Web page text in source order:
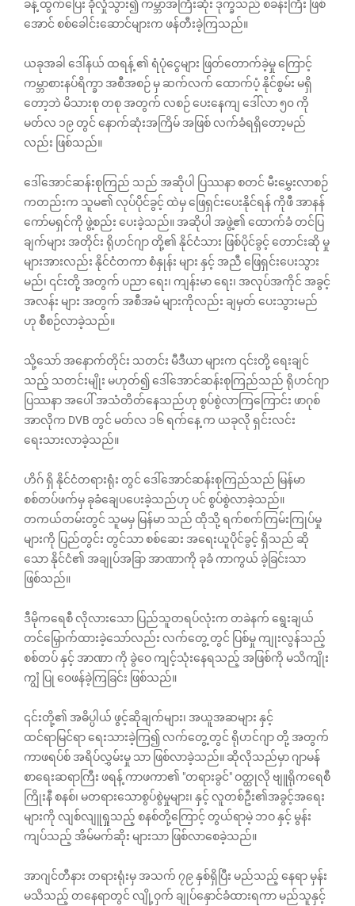
ခန့် ထွက်ပြေး ခိုလှုံသွား၍ ကမ္ဘာအကြီးဆုံး ဒုက္ခသည် စခန်းကြီး ဖြစ်
အောင် စစ်ခေါင်းဆောင်များက ဖန်တီးခဲ့ကြသည်။
ယခုအခါ ဒေါ်နယ် ထရန့် ၏ ရံပုံငွေများ ဖြတ်တောက်ခဲ့မှု ကြောင့်
ကမ္ဘာစားနပ်ရိက္ခာ အစီအစဉ် မှ ဆက်လက် ထောက်ပံ့ နိုင်စွမ်း မရှိ
တော့ဘဲ မိသားစု တစု အတွက် လစဉ် ပေးနေကျ ဒေါ်လာ ၅၀ ကို
မတ်လ ၁၉ တွင် နောက်ဆုံးအကြိမ် အဖြစ် လက်ခံရရှိတော့မည်
လည်း ဖြစ်သည်။
ဒေါ်အောင်ဆန်းစုကြည် သည် အဆိုပါ ပြဿနာ စတင် မီးမွှေးလာစဉ်
ကတည်းက သူမ၏ လုပ်ပိုင်ခွင့် ထဲမှ ဖြေရှင်းပေးနိုင်ရန် ကိုဖီ အာနန်
ကော်မရှင်ကို ဖွဲ့စည်း ပေးခဲ့သည်။ အဆိုပါ အဖွဲ့၏ ထောက်ခံ တင်ပြ
ချက်များ အတိုင်း ရိုဟင်ဂျာ တို့၏ နိုင်ငံသား ဖြစ်ပိုင်ခွင့် တောင်းဆို မှု
များအားလည်း နိုင်ငံတကာ စံနှုန်း များ နှင့် အညီ ဖြေရှင်းပေးသွား
မည်၊ ၎င်းတို့ အတွက် ပညာ‌ ရေး၊ ကျန်းမာ‌ ရေး၊ အလုပ်အကိုင် အခွင့်
အလန်း များ အတွက် အစီအမံ များကိုလည်း ချမှတ် ပေးသွားမည်
ဟု စီစဉ်လာခဲ့သည်။
သို့သော် အနောက်တိုင်း သတင်း မီဒီယာ များက ၎င်းတို့ ရေးချင်
သည့် သတင်းမျိုး မဟုတ်၍ ဒေါ်အောင်ဆန်းစုကြည်သည် ရိုဟင်ဂျာ
ပြဿနာ အပေါ် အသံတိတ်နေသည်ဟု စွပ်စွဲလာကြကြောင်း ဖာဂုစ်
အာလိုက DVB တွင် မတ်လ ၁၆ ရက်နေ့ က ယခုလို ရှင်းလင်း
ရေးသားလာခဲ့သည်။
ဟိဂ် ရှိ နိုင်ငံတရားရုံး တွင် ဒေါ်အောင်ဆန်းစုကြည်သည် မြန်မာ
စစ်တပ်ဖက်မှ ခုခံချေပပေးခဲ့သည်ဟု ပင် စွပ်စွဲလာခဲ့သည်။
တကယ်တမ်းတွင် သူမမှ မြန်မာ သည် ထိုသို့ ရက်စက်ကြမ်းကြုပ်မှု
များကို ပြည်တွင်း တွင်သာ စစ်ဆေး အရေးယူပိုင်ခွင့် ရှိသည် ဆို
သော နိုင်ငံ၏ အချုပ်အခြာ အာဏာကို ခုခံ ကာကွယ် ခဲ့ခြင်းသာ
ဖြစ်သည်။
ဒီမိုကရေစီ လိုလားသော ပြည်သူတရပ်လုံးက တခဲနက် ရွေးချယ်
တင်မြှောက်ထားခဲ့သော်လည်း လက်တွေ့ တွင် ပြစ်မှု ကျုးလွန်သည့်
စစ်တပ် နှင့် အာဏာ ကို ခွဲဝေ ကျင့်သုံးနေရသည့် အဖြစ်ကို မသိကျိုး
ကျွံ ပြု ဝေဖန်ခဲ့ကြခြင်း ဖြစ်သည်။
၎င်းတို့၏ အဓိပ္ပါယ် ဖွင့်ဆိုချက်များ၊ အယူအဆများ နှင့်
ထင်ရာမြင်ရာ ရေးသားခဲ့ကြ၍ လက်တွေ့တွင် ရိုဟင်ဂျာ တို့ အတွက်
ကာဖရပ်စ် အရိပ်လွှမ်းမှု သာ ဖြစ်လာခဲ့သည်။ ဆိုလိုသည်မှာ ဂျာမန်
စာရေးဆရာကြီး ဖရန့် ကာဖကာ၏ "တရားခွင်" ဝတ္ထုလို ဗျူရိုကရေစီ
ကြိုးနီ စနစ်၊ မတရားသောစွပ်စွဲမှုများ၊ နှင့် လူတစ်ဦး၏အခွင့်အရေး
များကို လျစ်လျူရှုသည့် စနစ်တို့ကြောင့် တွယ်ရာမဲ့ ဘဝ နှင့် မွန်း
ကျပ်သည့် အိမ်မက်ဆိုး များသာ ဖြစ်လာစေခဲ့သည်။
အာဂျင်တီနား တရားရုံးမှ အသက် ၇၉ နှစ်ရှိပြီး မည်သည့် နေရာ မှန်း
မသိသည့် တနေရာတွင် လျို့ဝှက် ချုပ်နှောင်ခံထားရကာ မည်သူနှင့်